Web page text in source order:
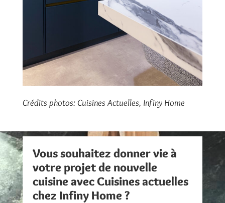
Crédits photos: Cuisines Actuelles, Infiny Home
Vous souhaitez donner vie à
votre projet de nouvelle
cuisine avec Cuisines actuelles
chez Infiny Home ?